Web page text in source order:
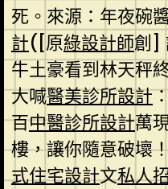
死。來源：年夜碗
計([原綠設計師創]
牛土豪看到林天秤
大喊醫美診所設計
百中醫診所設計萬
樓，讓你隨意破壞
式住宅設計文私人